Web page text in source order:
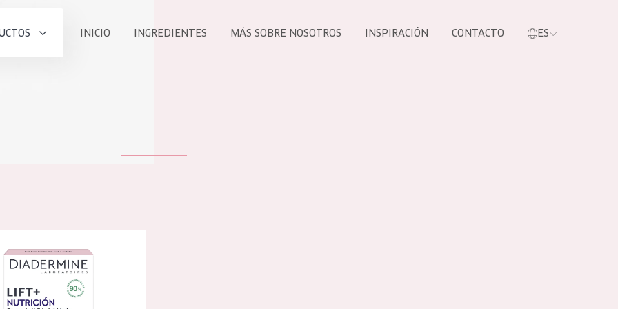
EDAD
Todas las edades
INICIO INGREDIENTES MÁS SOBRE NOSOTROS INSPIRACIÓN CONTACTO ES